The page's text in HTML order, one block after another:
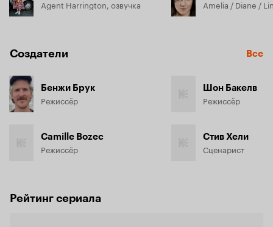
Agent Harrington, озвучка
Создатели Все
Бенжи Брук
Режиссёр
Camille Bozec
Режиссёр
Шон Бакелв
Режиссёр
Стив Хели
Сценарист
Рейтинг сериала